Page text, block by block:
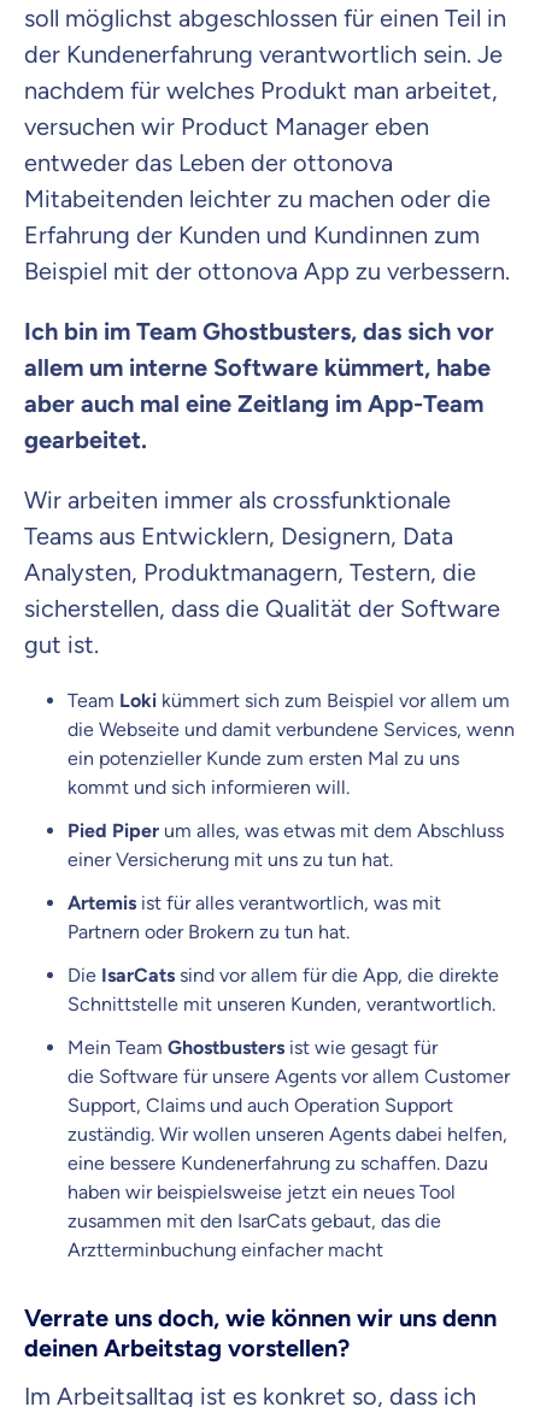
soll möglichst abgeschlossen für einen Teil in
der Kundenerfahrung verantwortlich sein. Je
nachdem für welches Produkt man arbeitet,
versuchen wir Product Manager eben
entweder das Leben der ottonova
Mitabeitenden leichter zu machen oder die
Erfahrung der Kunden und Kundinnen zum
Beispiel mit der ottonova App zu verbessern.
Ich bin im Team Ghostbusters, das sich vor
allem um interne Software kümmert, habe
aber auch mal eine Zeitlang im App-Team
gearbeitet.
Wir arbeiten immer als crossfunktionale
Teams aus Entwicklern, Designern, Data
Analysten, Produktmanagern, Testern, die
sicherstellen, dass die Qualität der Software
gut ist.
Team Loki kümmert sich zum Beispiel vor allem um
die Webseite und damit verbundene Services, wenn
ein potenzieller Kunde zum ersten Mal zu uns
kommt und sich informieren will.
Pied Piper um alles, was etwas mit dem Abschluss
einer Versicherung mit uns zu tun hat.
Artemis ist für alles verantwortlich, was mit
Partnern oder Brokern zu tun hat.
Die IsarCats sind vor allem für die App, die direkte
Schnittstelle mit unseren Kunden, verantwortlich.
Mein Team Ghostbusters ist wie gesagt für
die Software für unsere Agents vor allem Customer
Support, Claims und auch Operation Support
zuständig. Wir wollen unseren Agents dabei helfen,
eine bessere Kundenerfahrung zu schaffen. Dazu
haben wir beispielsweise jetzt ein neues Tool
zusammen mit den IsarCats gebaut, das die
Arztterminbuchung einfacher macht
Verrate uns doch, wie können wir uns denn
deinen Arbeitstag vorstellen?
Im Arbeitsalltag ist es konkret so, dass ich